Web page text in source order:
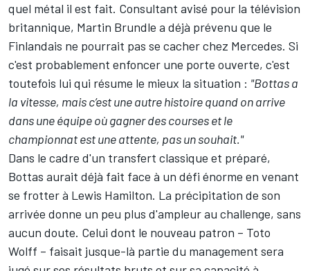
quel métal il est fait. Consultant avisé pour la télévision
britannique, Martin Brundle a déjà prévenu que le
Finlandais ne pourrait pas se cacher chez Mercedes. Si
c'est probablement enfoncer une porte ouverte, c'est
toutefois lui qui résume le mieux la situation : "Bottas a
la vitesse, mais c’est une autre histoire quand on arrive
dans une équipe où gagner des courses et le
championnat est une attente, pas un souhait."
Dans le cadre d'un transfert classique et préparé,
Bottas aurait déjà fait face à un défi énorme en venant
se frotter à Lewis Hamilton. La précipitation de son
arrivée donne un peu plus d'ampleur au challenge, sans
aucun doute. Celui dont le nouveau patron – Toto
Wolff – faisait jusque-là partie du management sera